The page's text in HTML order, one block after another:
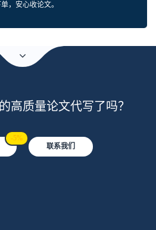
，安心收论文。
高质量论文代写了吗？
-5%
联系我们